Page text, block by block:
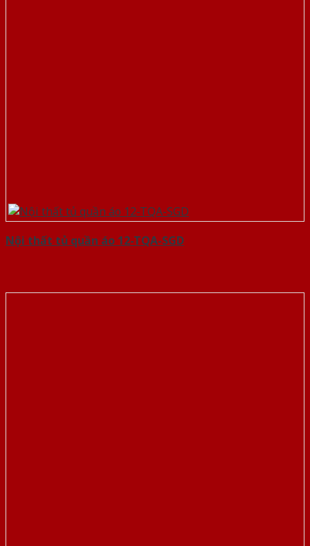
Nội thất tủ quần áo 12-TQA-SGD